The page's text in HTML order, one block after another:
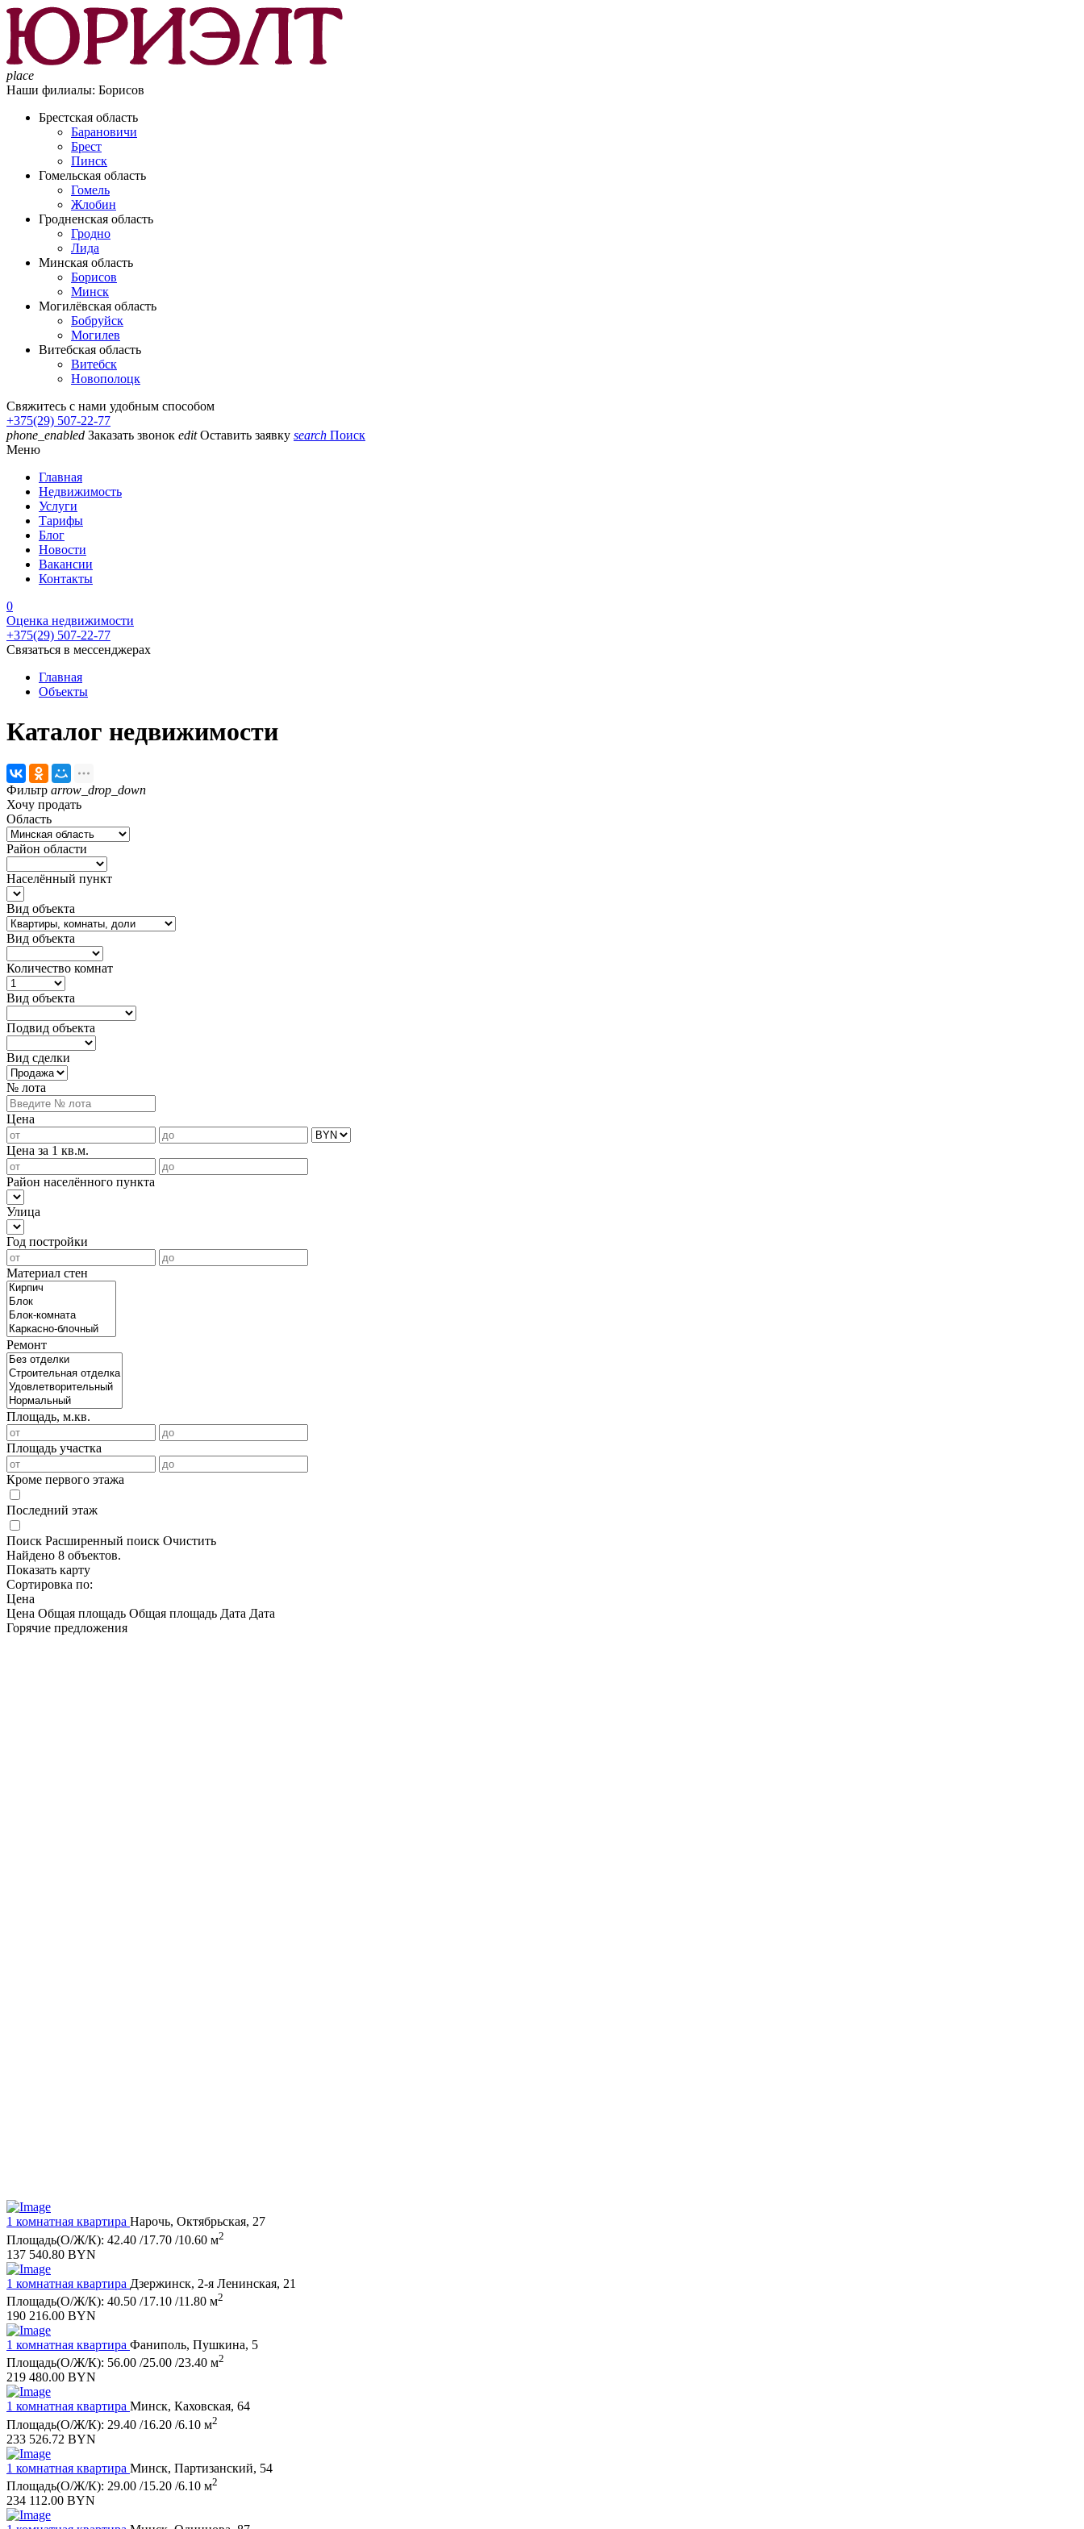
place
Наши филиалы: Борисов
Брестская область
Барановичи
Брест
Пинск
Гомельская область
Гомель
Жлобин
Гродненская область
Гродно
Лида
Минская область
Борисов
Минск
Могилёвская область
Бобруйск
Могилев
Витебская область
Витебск
Новополоцк
Свяжитесь с нами удобным способом
+375(29) 507-22-77
phone_enabled Заказать звонок edit Оставить заявку search Поиск
Меню
Главная
Недвижимость
Услуги
Тарифы
Блог
Новости
Вакансии
Контакты
0
Оценка недвижимости
+375(29) 507-22-77
Связаться в мессенджерах
Главная
Объекты
Каталог недвижимости
Фильтр arrow_drop_down
Хочу продать
Область
Район области
Населённый пункт
Вид объекта
Вид объекта
Количество комнат
Вид объекта
Подвид объекта
Вид сделки
№ лота
Цена
Цена за 1 кв.м.
Район населённого пункта
Улица
Год постройки
Материал стен
Ремонт
Площадь, м.кв.
Площадь участка
Кроме первого этажа
Последний этаж
Поиск Расширенный поиск Очистить
Найдено 8 объектов.
Показать карту
Сортировка по:
Цена
Цена Общая площадь Общая площадь Дата Дата
Горячие предложения
1 комнатная квартира Нарочь, Октябрьская, 27
Площадь(О/Ж/К): 42.40 /17.70 /10.60 м2
137 540.80 BYN
1 комнатная квартира Дзержинск, 2-я Ленинская, 21
Площадь(О/Ж/К): 40.50 /17.10 /11.80 м2
190 216.00 BYN
1 комнатная квартира Фаниполь, Пушкина, 5
Площадь(О/Ж/К): 56.00 /25.00 /23.40 м2
219 480.00 BYN
1 комнатная квартира Минск, Каховская, 64
Площадь(О/Ж/К): 29.40 /16.20 /6.10 м2
233 526.72 BYN
1 комнатная квартира Минск, Партизанский, 54
Площадь(О/Ж/К): 29.00 /15.20 /6.10 м2
234 112.00 BYN